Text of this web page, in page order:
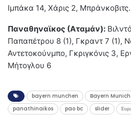
Ιμπάκα 14, Χάρις 2, Μπράνκοβιτς.
Παναθηναϊκος (Αταμάν):
Παπαπέτρου 8 (1), Γκραντ 7 (1),
Αντετοκούνμπο, Γκριγκόνις 3,
Μήτογλου 6
bayern munchen Bayern Munich
panathinaikos
pao bc slider